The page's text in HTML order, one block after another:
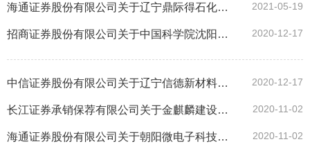
海通证券股份有限公司关于辽宁鼎际得石化股份有限公司辅导工作总结报告 2021-05-19
招商证券股份有限公司关于中国科学院沈阳科学仪器股份有限公司首次公开发行股票并在科创板上市辅导工作总结报告 2020-12-17
中信证券股份有限公司关于辽宁信德新材料科技股份有限公司辅导工作总结报告 2020-12-17
长江证券承销保荐有限公司关于金麒麟建设科技股份有限公司之辅导工作总结报告 2020-11-02
海通证券股份有限公司关于朝阳微电子科技股份有限公司辅导工作总结报告 2020-11-02